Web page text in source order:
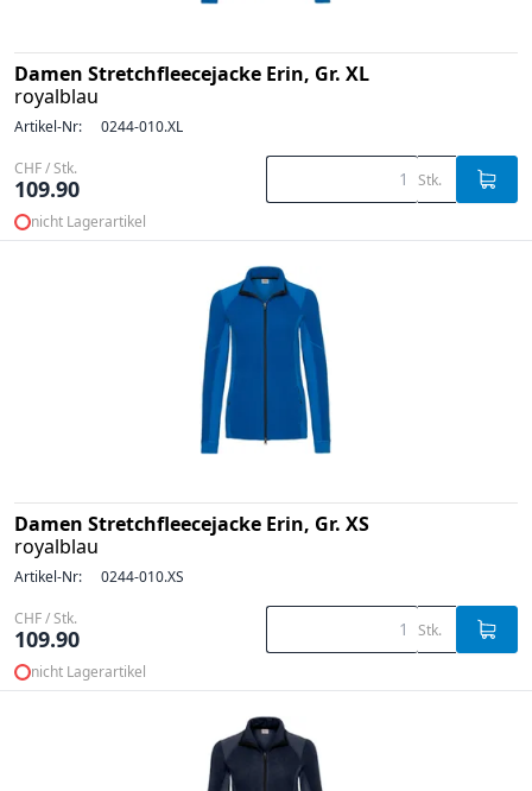
Damen Stretchfleecejacke Erin, Gr. XL
royalblau
Artikel-Nr: 0244-010.XL
CHF / Stk.
109.90 Stk.
nicht Lagerartikel
Damen Stretchfleecejacke Erin, Gr. XS
royalblau
Artikel-Nr: 0244-010.XS
CHF / Stk.
109.90 Stk.
nicht Lagerartikel